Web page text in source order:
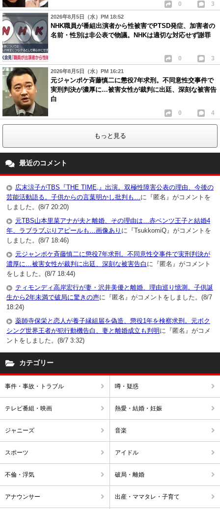
0 3
2026年8月5日（水）PM 18:52
NHK職員が番組出演者から性被害でPTSD発症、加害者の
名前・性別は非公表で物議。NHKは適切な対応せず謝罪
0 3
2026年8月5日（水）PM 16:21
元ジャンポケ斉藤慎二に懲役7年求刑。不同意性交事件で
実刑判決が濃厚に…被害女性が裁判に出廷、深刻な被害告
白
0 4
もっと見る
最近のコメント
広末涼子がTBS『THE TIME,』出演。双極性障害公表の理由、今後の
芸能活動語る。子供からの言葉明かし批判も…に『匿名』がコメントを
しました。(8/7 20:20)
元TBS山本里菜アナが夫と離婚、その理由は…赤ベンツ王子と結婚4
年、ラブラブぶりアピールも…画像あり に『TsukkomiQ』がコメントを
しました。(8/7 18:46)
元ジャンポケ斉藤慎二に懲役7年求刑。不同意性交事件で実刑判決が
濃厚に…被害女性が裁判に出廷、深刻な被害告白 に『匿名』がコメント
をしました。(8/7 18:44)
ティモンディ高岸宏行が妻・沢井美優と離婚、理由巡り憶測。子供誕
生から2年未満で破局に驚きの声に『匿名』がコメントをしました。(8/7
18:24)
薬師寺保栄と恋人が養子縁組届を偽造、懲役1年を検察求刑。元ボク
シング世界王者が犯行動機告白、妻と離婚成立も判明 に『匿名』がコメ
ントをしました。(8/7 3:32)
カテゴリー
事件・事故・トラブル 噂・疑惑
テレビ番組・映画 熱愛・結婚・妊娠
ジャニーズ 音楽
スポーツ アイドル
不倫・浮気 破局・離婚
アナウンサー 出産・ママタレ・子育て